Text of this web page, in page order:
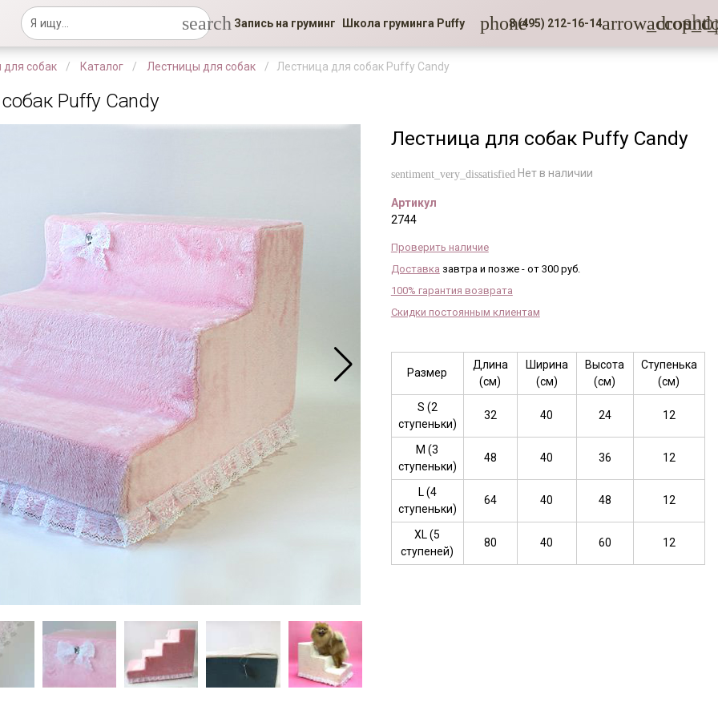
search Запись на груминг Школа груминга Puffy phone8 (495) 212-16-14
для собак Каталог Лестницы для собак Лестница для собак Puffy Candy
Puffy Candy
Лестница для собак Puffy Candy
sentiment_very_dissatisfied Нет в наличии
Артикул
2744
Проверить наличие
Доставка завтра и позже - от 300 руб.
100% гарантия возврата
Скидки постоянным клиентам
Размер
Длина
(см)
Ширина
(см)
Высота
(см)
Ступенька
(см)
S (2
ступеньки)
32 40 24 12
М (3
ступеньки)
48 40 36 12
L (4
ступеньки)
64 40 48 12
XL (5
ступеней)
80 40 60 12